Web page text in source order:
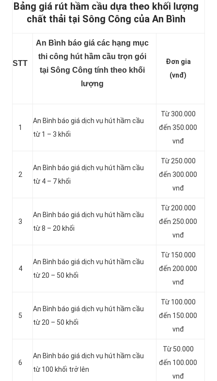
Bảng giá rút hầm cầu dựa theo khối lượng
chất thải tại Sông Công của An Bình
STT
An Bình báo giá các hạng mục
thi công hút hầm cầu trọn gói
tại Sông Công tính theo khối
lượng
Đơn gia
(vnđ)
1
An Bình báo giá dịch vụ hút hầm cầu
từ 1 – 3 khối
Từ 300.000
đến 350.000
vnđ
2
An Bình báo giá dịch vụ hút hầm cầu
từ 4 – 7 khối
Từ 250.000
đến 300.000
vnđ
3
An Bình báo giá dịch vụ hút hầm cầu
từ 8 – 20 khối
Từ 200.000
đến 250.000
vnđ
4
An Bình báo giá dịch vụ hút hầm cầu
từ 20 – 50 khối
Từ 150.000
đến 200.000
vnđ
5
An Bình báo giá dịch vụ hút hầm cầu
từ 20 – 50 khối
Từ 100.000
đến 150.000
vnđ
6
An Bình báo giá dịch vụ hút hầm cầu
từ 100 khối trở lên
Từ 50.000
đến 100.000
vnđ